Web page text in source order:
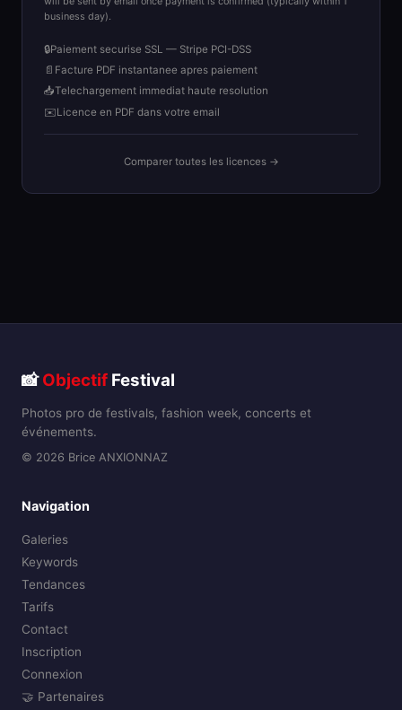
business day).
🔒Paiement securise SSL — Stripe PCI-DSS
📄 Facture PDF instantanee apres paiement
📥Telechargement immediat haute resolution
✉️Licence en PDF dans votre email
Comparer toutes les licences →
📸Objectif Festival
Photos pro de festivals, fashion week, concerts et
événements.
© 2026 Brice ANXIONNAZ
Navigation
Galeries
Keywords
Tendances
Tarifs
Contact
Inscription
Connexion
🤝 Partenaires